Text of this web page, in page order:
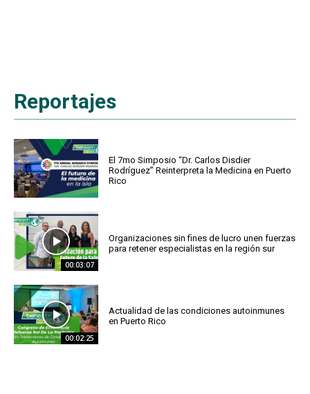
Reportajes
El 7mo Simposio “Dr. Carlos Disdier
Rodríguez” Reinterpreta la Medicina en Puerto
Rico
00:03:07
Organizaciones sin fines de lucro unen fuerzas
para retener especialistas en la región sur
00:02:25
Actualidad de las condiciones autoinmunes
en Puerto Rico